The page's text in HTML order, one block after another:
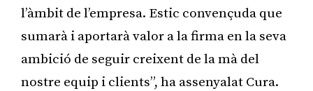
l’àmbit de l’empresa. Estic convençuda que
sumarà i aportarà valor a la firma en la seva
ambició de seguir creixent de la mà del
nostre equip i clients”, ha assenyalat Cura.